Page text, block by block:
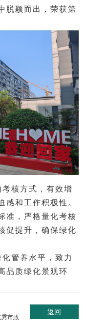
脱颖而出，荣获第
核方式，有效增
感和工作积极性。
准，严格量化考核
促提升，确保绿化
管养水平，致力
品质绿化景观环
荣誉称号
返回